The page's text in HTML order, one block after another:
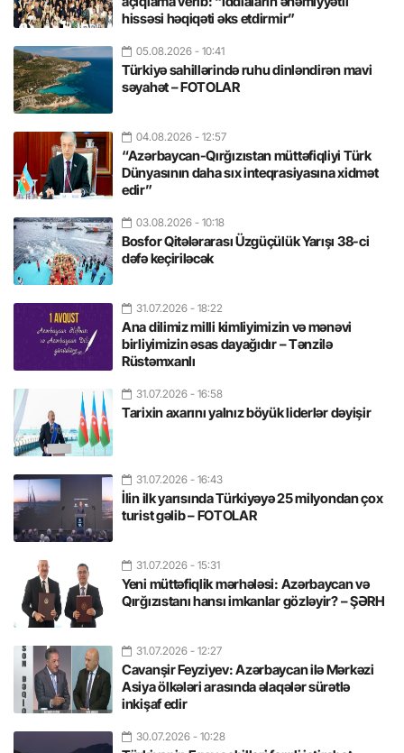
hissəsi həqiqəti əks etdirmir”
05.08.2026 - 10:41
Türkiyə sahillərində ruhu dinləndirən mavi
səyahət – FOTOLAR
04.08.2026 - 12:57
“Azərbaycan-Qırğızıstan müttəfiqliyi Türk
Dünyasının daha sıx inteqrasiyasına xidmət
edir”
03.08.2026 - 10:18
Bosfor Qitələrarası Üzgüçülük Yarışı 38-ci
dəfə keçiriləcək
31.07.2026 - 18:22
Ana dilimiz milli kimliyimizin və mənəvi
birliyimizin əsas dayağıdır – Tənzilə
Rüstəmxanlı
31.07.2026 - 16:58
Tarixin axarını yalnız böyük liderlər dəyişir
31.07.2026 - 16:43
İlin ilk yarısında Türkiyəyə 25 milyondan çox
turist gəlib – FOTOLAR
31.07.2026 - 15:31
Yeni müttəfiqlik mərhələsi: Azərbaycan və
Qırğızıstanı hansı imkanlar gözləyir? – ŞƏRH
31.07.2026 - 12:27
Cavanşir Feyziyev: Azərbaycan ilə Mərkəzi
Asiya ölkələri arasında əlaqələr sürətlə
inkişaf edir
30.07.2026 - 10:28